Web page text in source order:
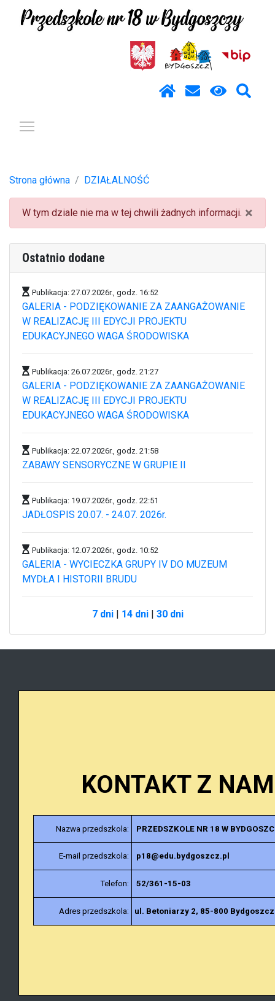
Strona główna DZIAŁALNOŚĆ
×
W tym dziale nie ma w tej chwili żadnych informacji.
Ostatnio dodane
Publikacja: 27.07.2026r., godz. 16:52
GALERIA - PODZIĘKOWANIE ZA ZAANGAŻOWANIE
W REALIZACJĘ III EDYCJI PROJEKTU
EDUKACYJNEGO WAGA ŚRODOWISKA
Publikacja: 26.07.2026r., godz. 21:27
GALERIA - PODZIĘKOWANIE ZA ZAANGAŻOWANIE
W REALIZACJĘ III EDYCJI PROJEKTU
EDUKACYJNEGO WAGA ŚRODOWISKA
Publikacja: 22.07.2026r., godz. 21:58
ZABAWY SENSORYCZNE W GRUPIE II
Publikacja: 19.07.2026r., godz. 22:51
JADŁOSPIS 20.07. - 24.07. 2026r.
Publikacja: 12.07.2026r., godz. 10:52
GALERIA - WYCIECZKA GRUPY IV DO MUZEUM
MYDŁA I HISTORII BRUDU
7 dni| 14 dni| 30 dni
KONTAKT Z
Nazwa przedszkola: PRZEDSZKOLE NR 18 W
E-mail przedszkola: p18@edu.bydgoszcz.pl
Telefon: 52/361-15-03
Adres przedszkola: ul. Betoniarzy 2, 85-800 Bydgoszcz